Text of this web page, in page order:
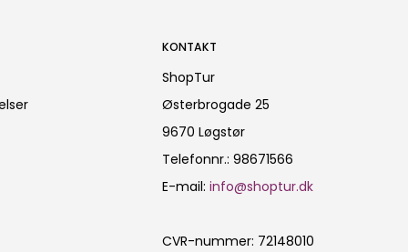
KONTAKT
ShopTur
Østerbrogade 25
9670 Løgstør
Telefonnr.: 98671566
E-mail: info@shoptur.dk
CVR-nummer: 72148010